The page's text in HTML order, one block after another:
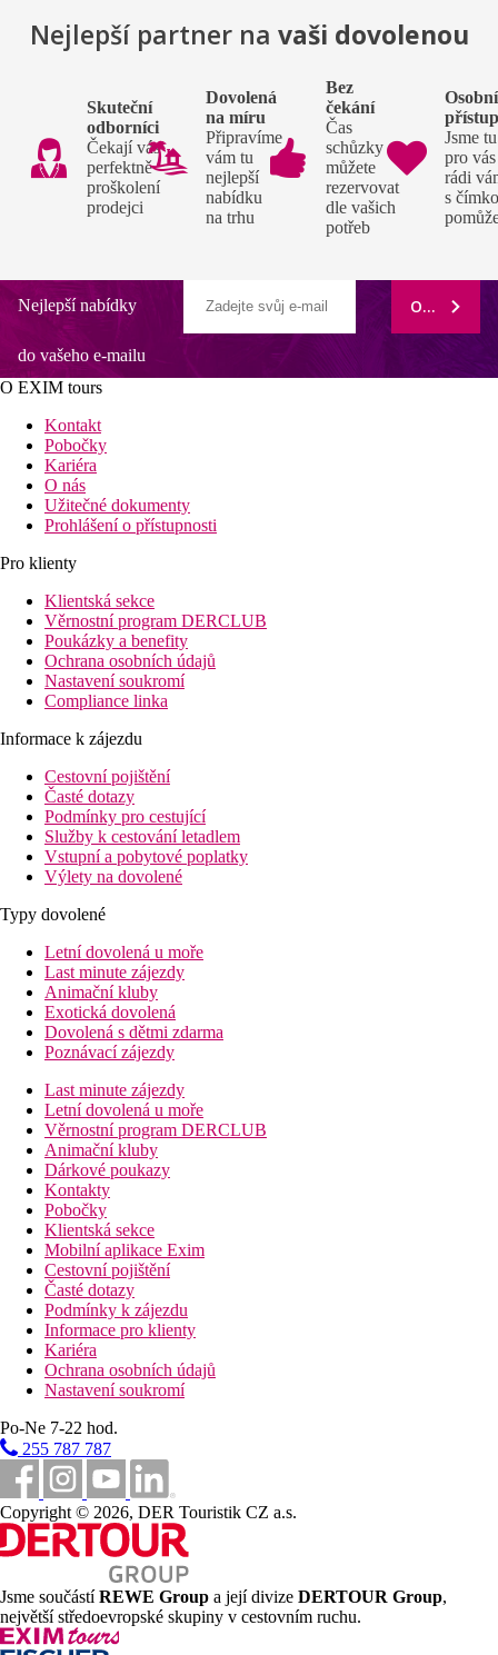
Nejlepší partner na vaši dovolenou
Skuteční
odborníci
Čekají vás
perfektně
proškolení
prodejci
Dovolená
na míru
Připravíme
vám tu
nejlepší
nabídku
na trhu
Bez
čekání
Čas
schůzky si
můžete
rezervovat
dle vašich
potřeb
Osobní
Jsme tu
pro
rádi
s
Nejlepší nabídky
do vašeho e-mailu
ODEBÍRAT
O EXIM tours
Kontakt
Pobočky
Kariéra
O nás
Užitečné dokumenty
Prohlášení o přístupnosti
Pro klienty
Klientská sekce
Věrnostní program DERCLUB
Poukázky a benefity
Ochrana osobních údajů
Nastavení soukromí
Compliance linka
Informace k zájezdu
Cestovní pojištění
Časté dotazy
Podmínky pro cestující
Služby k cestování letadlem
Vstupní a pobytové poplatky
Výlety na dovolené
Typy dovolené
Letní dovolená u moře
Last minute zájezdy
Animační kluby
Exotická dovolená
Dovolená s dětmi zdarma
Poznávací zájezdy
Last minute zájezdy
Letní dovolená u moře
Věrnostní program DERCLUB
Animační kluby
Dárkové poukazy
Kontakty
Pobočky
Klientská sekce
Mobilní aplikace Exim
Cestovní pojištění
Časté dotazy
Podmínky k zájezdu
Informace pro klienty
Kariéra
Ochrana osobních údajů
Nastavení soukromí
Po-Ne 7-22 hod.
255 787 787
Copyright © 2026, DER Touristik CZ a.s.
Jsme součástíREWE Group a její divize DERTOUR Group,
největší středoevropské skupiny v cestovním ruchu.